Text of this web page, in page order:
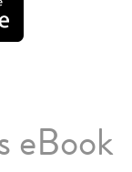
eBook